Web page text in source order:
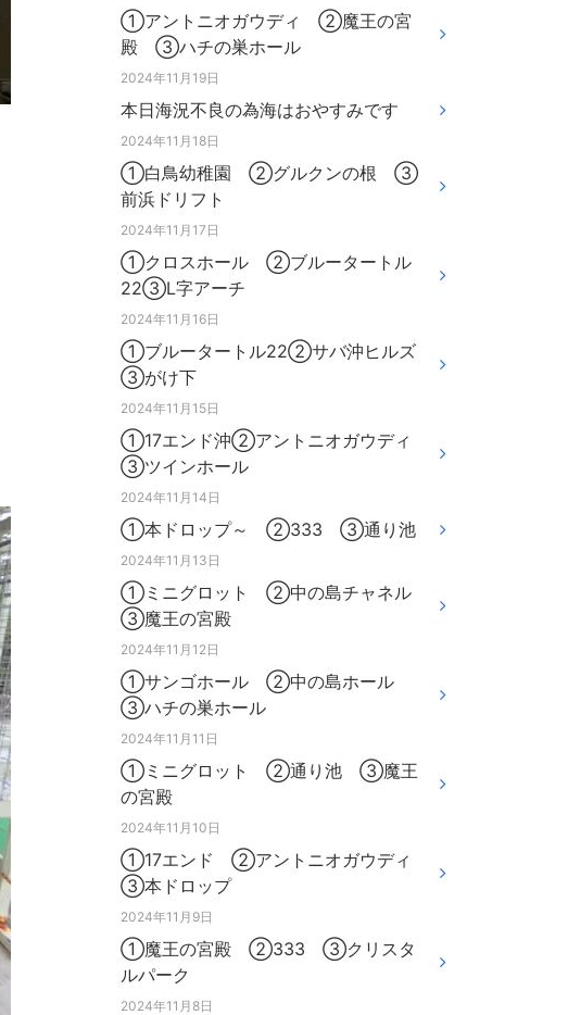
①アントニオガウディ ②魔王の宮
殿 ③ハチの巣ホール
2024年11月19日
本日海況不良の為海はおやすみです
2024年11月18日
①白鳥幼稚園 ②グルクンの根 ③
前浜ドリフト
2024年11月17日
①クロスホール ②ブルータートル
22③L字アーチ
2024年11月16日
①ブルータートル22②サバ沖ヒルズ
③がけ下
2024年11月15日
①17エンド沖②アントニオガウディ
③ツインホール
2024年11月14日
①本ドロップ～ ②333 ③通り池
2024年11月13日
①ミニグロット ②中の島チャネル
③魔王の宮殿
2024年11月12日
①サンゴホール ②中の島ホール
③ハチの巣ホール
2024年11月11日
①ミニグロット ②通り池 ③魔王
の宮殿
2024年11月10日
①17エンド ②アントニオガウディ
③本ドロップ
2024年11月9日
①魔王の宮殿 ②333 ③クリスタ
ルパーク
2024年11月8日